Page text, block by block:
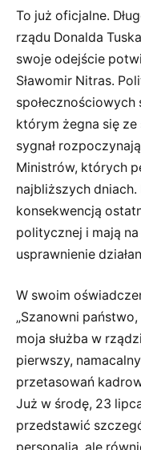
To już oficjalne.
rządu Donalda
swoje odejście
Sławomir Nitras.
którym żegna się
sygnał
Ministrów, których
najbliższych
konsekwencją
politycznej i mają
usprawnienie
W swoim
„Szanowni
moja służba w
pierwszy,
przetasowań
Już w środę, 23
przedstawić